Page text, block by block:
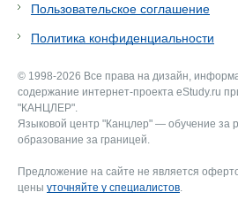
Пользовательское соглашение
Политика конфиденциальности
© 1998-2026 Все права на дизайн,
содержание интернет-проекта eStudy.ru
"КАНЦЛЕР".
Языковой центр "Канцлер" — обучение за
образование за границей.
Предложение на сайте не является
цены уточняйте у специалистов.